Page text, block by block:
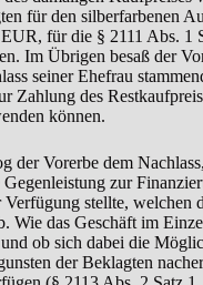
für den silberfarbenen
für die § 2111 Abs. 1
Im Übrigen besaß der
seiner Ehefrau
Zahlung des
können.
der Vorerbe dem
zur
stellte, welchen
Wie das Geschäft im
ob sich dabei die
der Beklagten